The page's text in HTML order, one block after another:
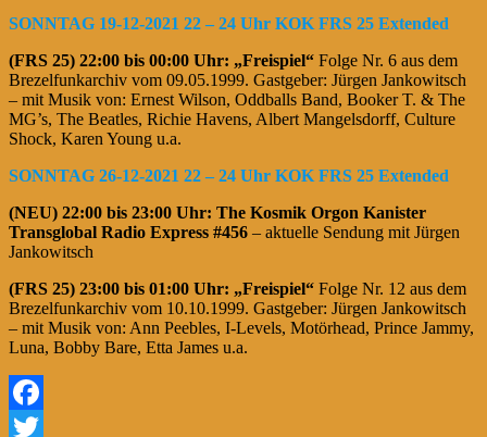
SONNTAG 19-12-2021 22 – 24 Uhr KOK FRS 25 Extended
(FRS 25) 22:00 bis 00:00 Uhr: „Freispiel“ Folge Nr. 6 aus dem
Brezelfunkarchiv vom 09.05.1999. Gastgeber: Jürgen Jankowitsch
– mit Musik von: Ernest Wilson, Oddballs Band, Booker T. & The
MG’s, The Beatles, Richie Havens, Albert Mangelsdorff, Culture
Shock, Karen Young u.a.
SONNTAG 26-12-2021 22 – 24 Uhr KOK FRS 25 Extended
(NEU) 22:00 bis 23:00 Uhr: The Kosmik Orgon Kanister
Transglobal Radio Express #456 – aktuelle Sendung mit Jürgen
Jankowitsch
(FRS 25) 23:00 bis 01:00 Uhr: „Freispiel“ Folge Nr. 12 aus dem
Brezelfunkarchiv vom 10.10.1999. Gastgeber: Jürgen Jankowitsch
– mit Musik von: Ann Peebles, I-Levels, Motörhead, Prince Jammy,
Luna, Bobby Bare, Etta James u.a.
Facebook